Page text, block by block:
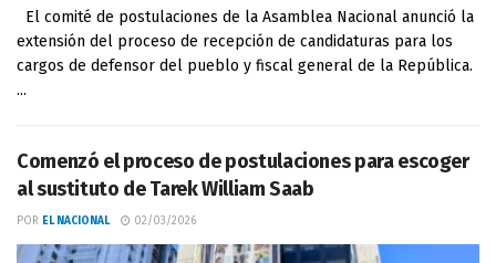
El comité de postulaciones de la Asamblea Nacional anunció la
extensión del proceso de recepción de candidaturas para los
cargos de defensor del pueblo y fiscal general de la República.
...
Comenzó el proceso de postulaciones para escoger
al sustituto de Tarek William Saab
POR EL NACIONAL 02/03/2026